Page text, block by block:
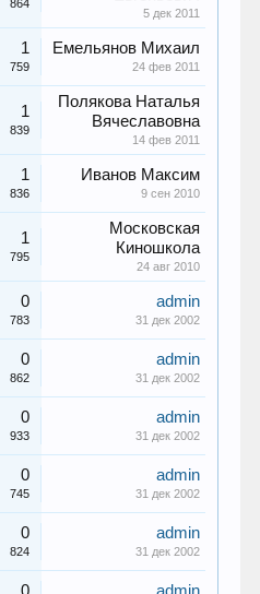
864
5 дек 2011
1
759
Емельянов Михаил
24 фев 2011
1
839
Полякова Наталья
Вячеславовна
14 фев 2011
1
836
Иванов Максим
9 сен 2010
1
795
Московская
Киношкола
24 авг 2010
0
783
admin
31 дек 2002
0
862
admin
31 дек 2002
0
933
admin
31 дек 2002
0
745
admin
31 дек 2002
0
824
admin
31 дек 2002